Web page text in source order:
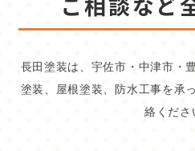
長田塗装は、宇佐市・中津市・
塗装、屋根塗装、防水工事を承
絡くださ